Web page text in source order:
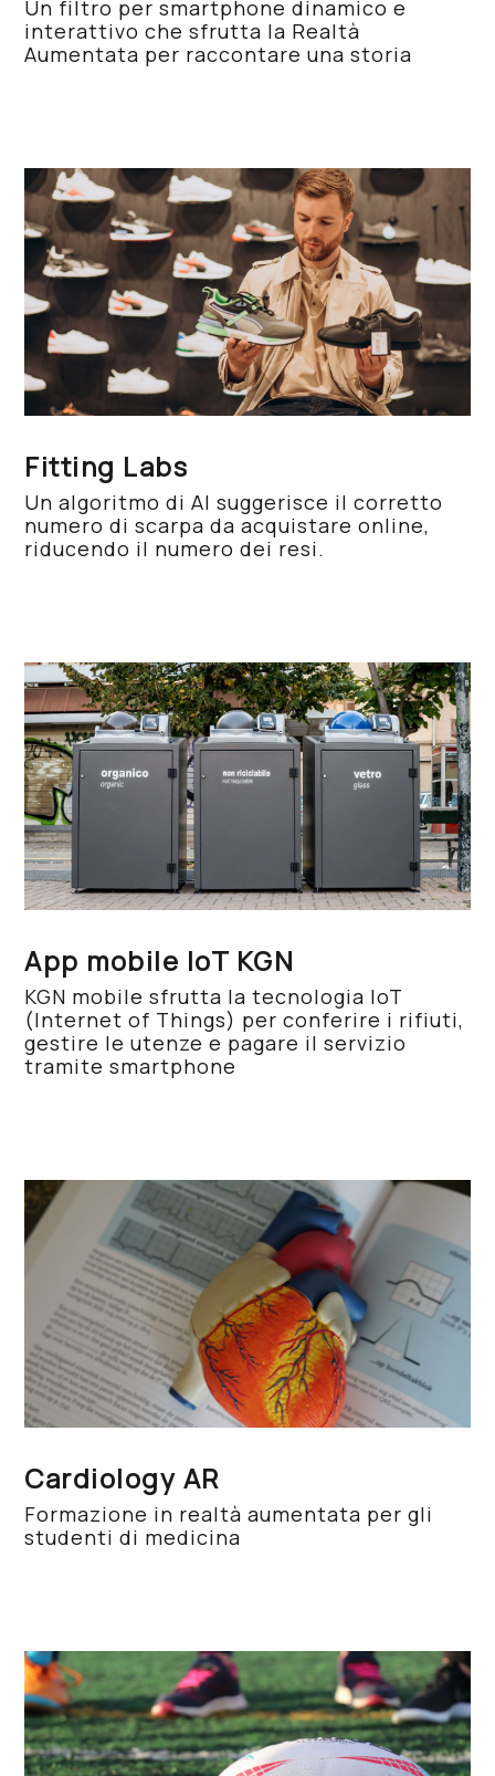
Un filtro per smartphone dinamico e
interattivo che sfrutta la Realtà
Aumentata per raccontare una storia
Fitting Labs
Un algoritmo di AI suggerisce il corretto
numero di scarpa da acquistare online,
riducendo il numero dei resi.
App mobile IoT KGN
KGN mobile sfrutta la tecnologia IoT
(Internet of Things) per conferire i rifiuti,
gestire le utenze e pagare il servizio
tramite smartphone
Cardiology AR
Formazione in realtà aumentata per gli
studenti di medicina